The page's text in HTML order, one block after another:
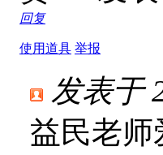
回复
使用道具 举报
发表于
益民老